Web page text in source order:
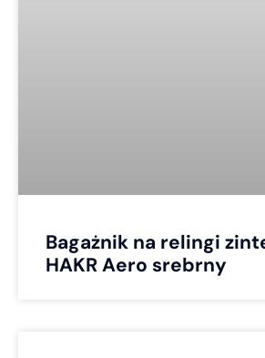
Bagażnik na relingi
HAKR Aero srebrny